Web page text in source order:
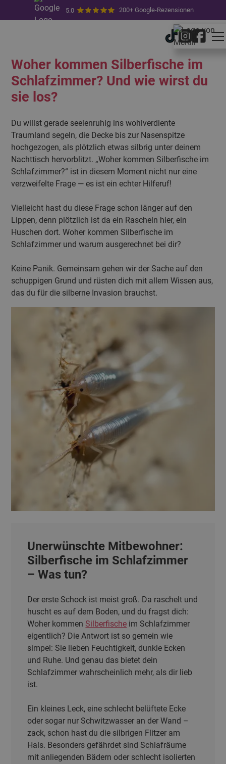
5.0 200+ Google-Rezensionen
Sara Masouleh
Woher kommen Silberfische im
Schlafzimmer? Und wie wirst du
sie los?
Du willst gerade seelenruhig ins wohlverdiente
Traumland segeln, die Decke bis zur Nasenspitze
hochgezogen, als plötzlich etwas silbrig unter deinem
Nachttisch hervorblitzt. „Woher kommen Silberfische im
Schlafzimmer?“ ist in diesem Moment nicht nur eine
verzweifelte Frage — es ist ein echter Hilferuf!
Vielleicht hast du diese Frage schon länger auf den
Lippen, denn plötzlich ist da ein Rascheln hier, ein
Huschen dort. Woher kommen Silberfische im
Schlafzimmer und warum ausgerechnet bei dir?
Keine Panik. Gemeinsam gehen wir der Sache auf den
schuppigen Grund und rüsten dich mit allem Wissen aus,
das du für die silberne Invasion brauchst.
Unerwünschte Mitbewohner:
Silberfische im Schlafzimmer
– Was tun?
Der erste Schock ist meist groß. Da raschelt und
huscht es auf dem Boden, und du fragst dich:
Woher kommen Silberfische im Schlafzimmer
eigentlich? Die Antwort ist so gemein wie
simpel: Sie lieben Feuchtigkeit, dunkle Ecken
und Ruhe. Und genau das bietet dein
Schlafzimmer wahrscheinlich mehr, als dir lieb
ist.
Ein kleines Leck, eine schlecht belüftete Ecke
oder sogar nur Schwitzwasser an der Wand –
zack, schon hast du die silbrigen Flitzer am
Hals. Besonders gefährdet sind Schlafräume
mit anliegenden Bädern oder schlecht isolierten